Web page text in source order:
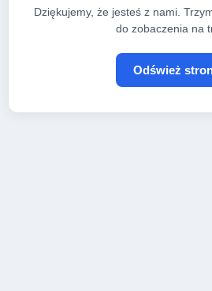
Dziękujemy, że jesteś z nami.
do zobaczenia na
Odśwież